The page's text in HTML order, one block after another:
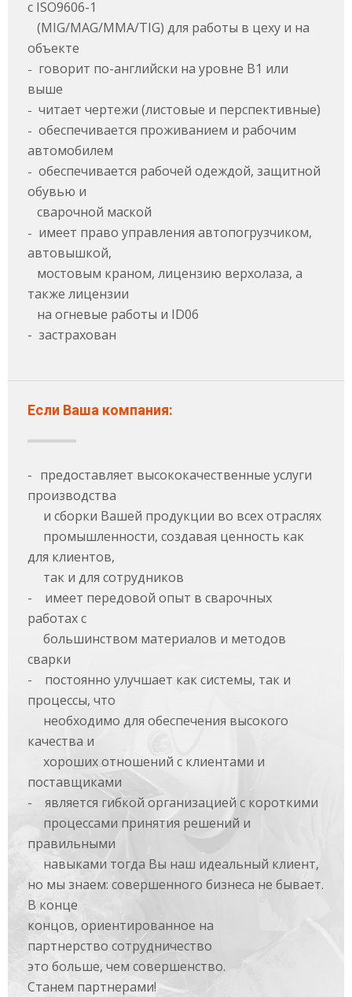
с ISO9606-1
(MIG/MAG/MMA/TIG) для работы в цеху и на
объекте
- говорит по-английски на уровне B1 или
выше
- читает чертежи (листовые и перспективные)
- обеспечивается проживанием и рабочим
автомобилем
- обеспечивается рабочей одеждой, защитной
обувью и
сварочной маской
- имеет право управления автопогрузчиком,
автовышкой,
мостовым краном, лицензию верхолаза, а
также лицензии
на огневые работы и ID06
- застрахован
Если Ваша компания:
- предоставляет высококачественные услуги
производства
и сборки Вашей продукции во всех отраслях
промышленности, создавая ценность как
для клиентов,
так и для сотрудников
-
имеет передовой опыт в сварочных
работах с
большинством материалов и методов
сварки
-
постоянно улучшает как системы, так и
процессы, что
необходимо для обеспечения высокого
качества и
хороших отношений с клиентами и
поставщиками
-
является гибкой организацией с короткими
процессами принятия решений и
правильными
навыками тогда Вы наш идеальный клиент,
но мы знаем: совершенного бизнеса не бывает.
В конце
концов, ориентированное на
партнерство сотрудничество
это больше, чем совершенство.
Станем партнерами!